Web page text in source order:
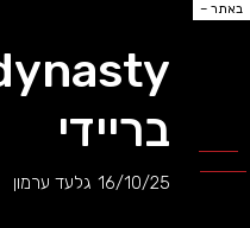
באתר –
בריידי
16/10/25 גלעד ערמון